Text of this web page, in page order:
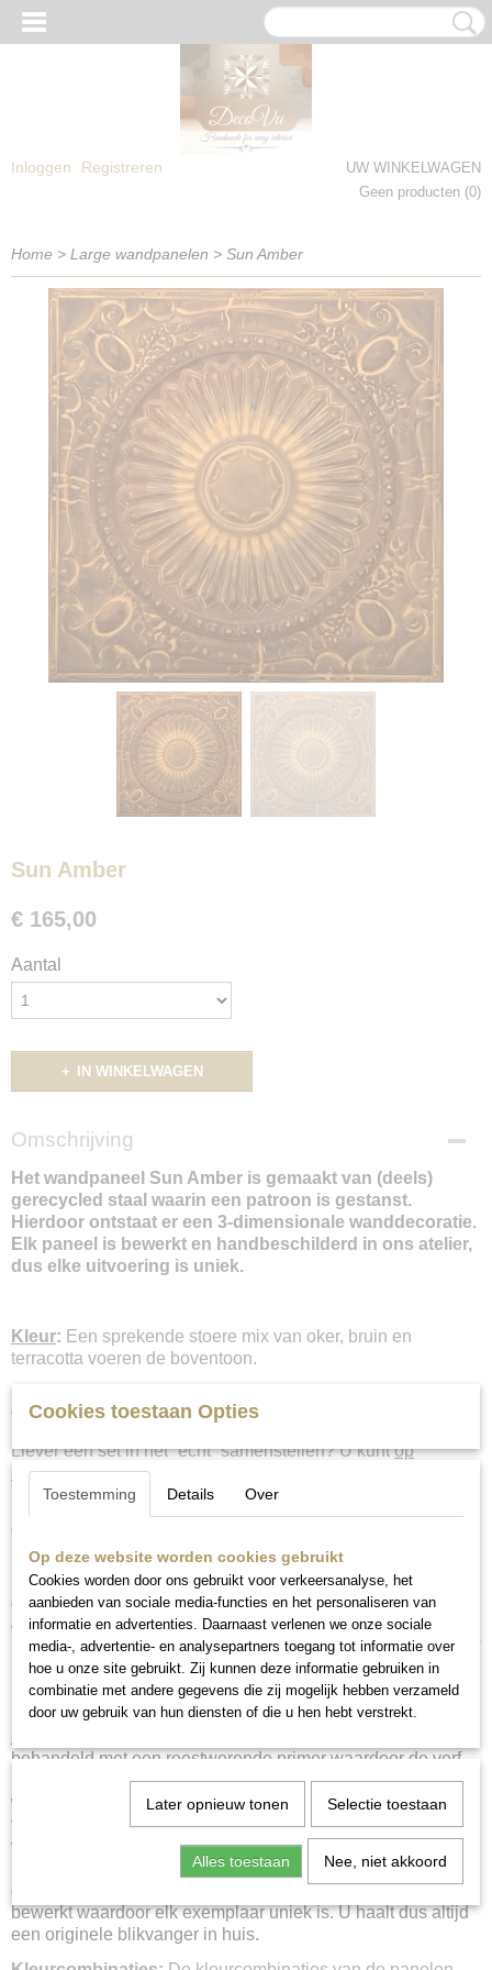
Inloggen Registreren
UW WINKELWAGEN
Geen producten (0)
Home > Large wandpanelen > Sun Amber
Sun Amber
€ 165,00
Aantal
IN WINKELWAGEN
Omschrijving
Het wandpaneel Sun Amber is gemaakt van (deels)
gerecycled staal waarin een patroon is gestanst.
Hierdoor ontstaat er een 3-dimensionale wanddecoratie.
Elk paneel is bewerkt en handbeschilderd in ons atelier,
dus elke uitvoering is uniek.
Kleur: Een sprekende stoere mix van oker, bruin en
terracotta voeren de boventoon.
verschillen.
Liever een set in het “echt” samenstellen? U kuntop
afspraaklangskomen.
Neem even contact met ons op voor meer informatie en/of
Heb je een combinatie in gedachten? Wil je je keuze
bekijken als set? Mail ons, dan stellen we een set samen
van jouw favoriete panelen en sturen we je de afbeelding
toe.
behandeld met een roestwerende primer waardoor de verf
mooi blijft en het paneel niet gaat roesten. Vervolgens
worden er diverse lagen verf aangebracht in verschillende
tinten. Alle soorten verf zijn watergedragen. Door het geheel
vervolgens met diverse technieken te bewerken komt het
patroon goed naar voren en ontstaat er een robuust maar
ook sierlijk wandpaneel. Ieder paneel is handgemaakt en
bewerkt waardoor elk exemplaar uniek is. U haalt dus altijd
een originele blikvanger in huis.
Cookies toestaan Opties
Toestemming Details Over
Op deze website worden cookies gebruikt
Cookies worden door ons gebruikt voor verkeersanalyse, het
aanbieden van sociale media-functies en het personaliseren van
informatie en advertenties. Daarnaast verlenen we onze sociale
media-, advertentie- en analysepartners toegang tot informatie over
hoe u onze site gebruikt. Zij kunnen deze informatie gebruiken in
combinatie met andere gegevens die zij mogelijk hebben verzameld
door uw gebruik van hun diensten of die u hen hebt verstrekt.
Later opnieuw tonen Selectie toestaan
Alles toestaan Nee, niet akkoord